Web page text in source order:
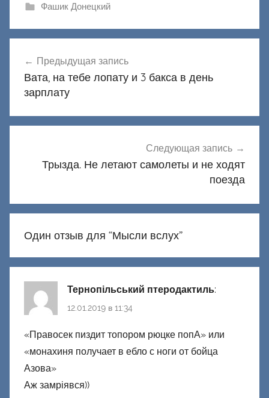
Фашик Донецкий
по
записям
Предыдущая запись
Вата, на тебе лопату и 3 бакса в день
зарплату
Следующая запись
Трызда. Не летают самолеты и не ходят
поезда
Один отзыв для “Мысли вслух”
Тернопільський птеродактиль:
12.01.2019 в 11:34
«Правосек пиздит топором рюцке попА» или
«монахиня получает в ебло с ноги от бойца
Азова»
Аж замріявся))